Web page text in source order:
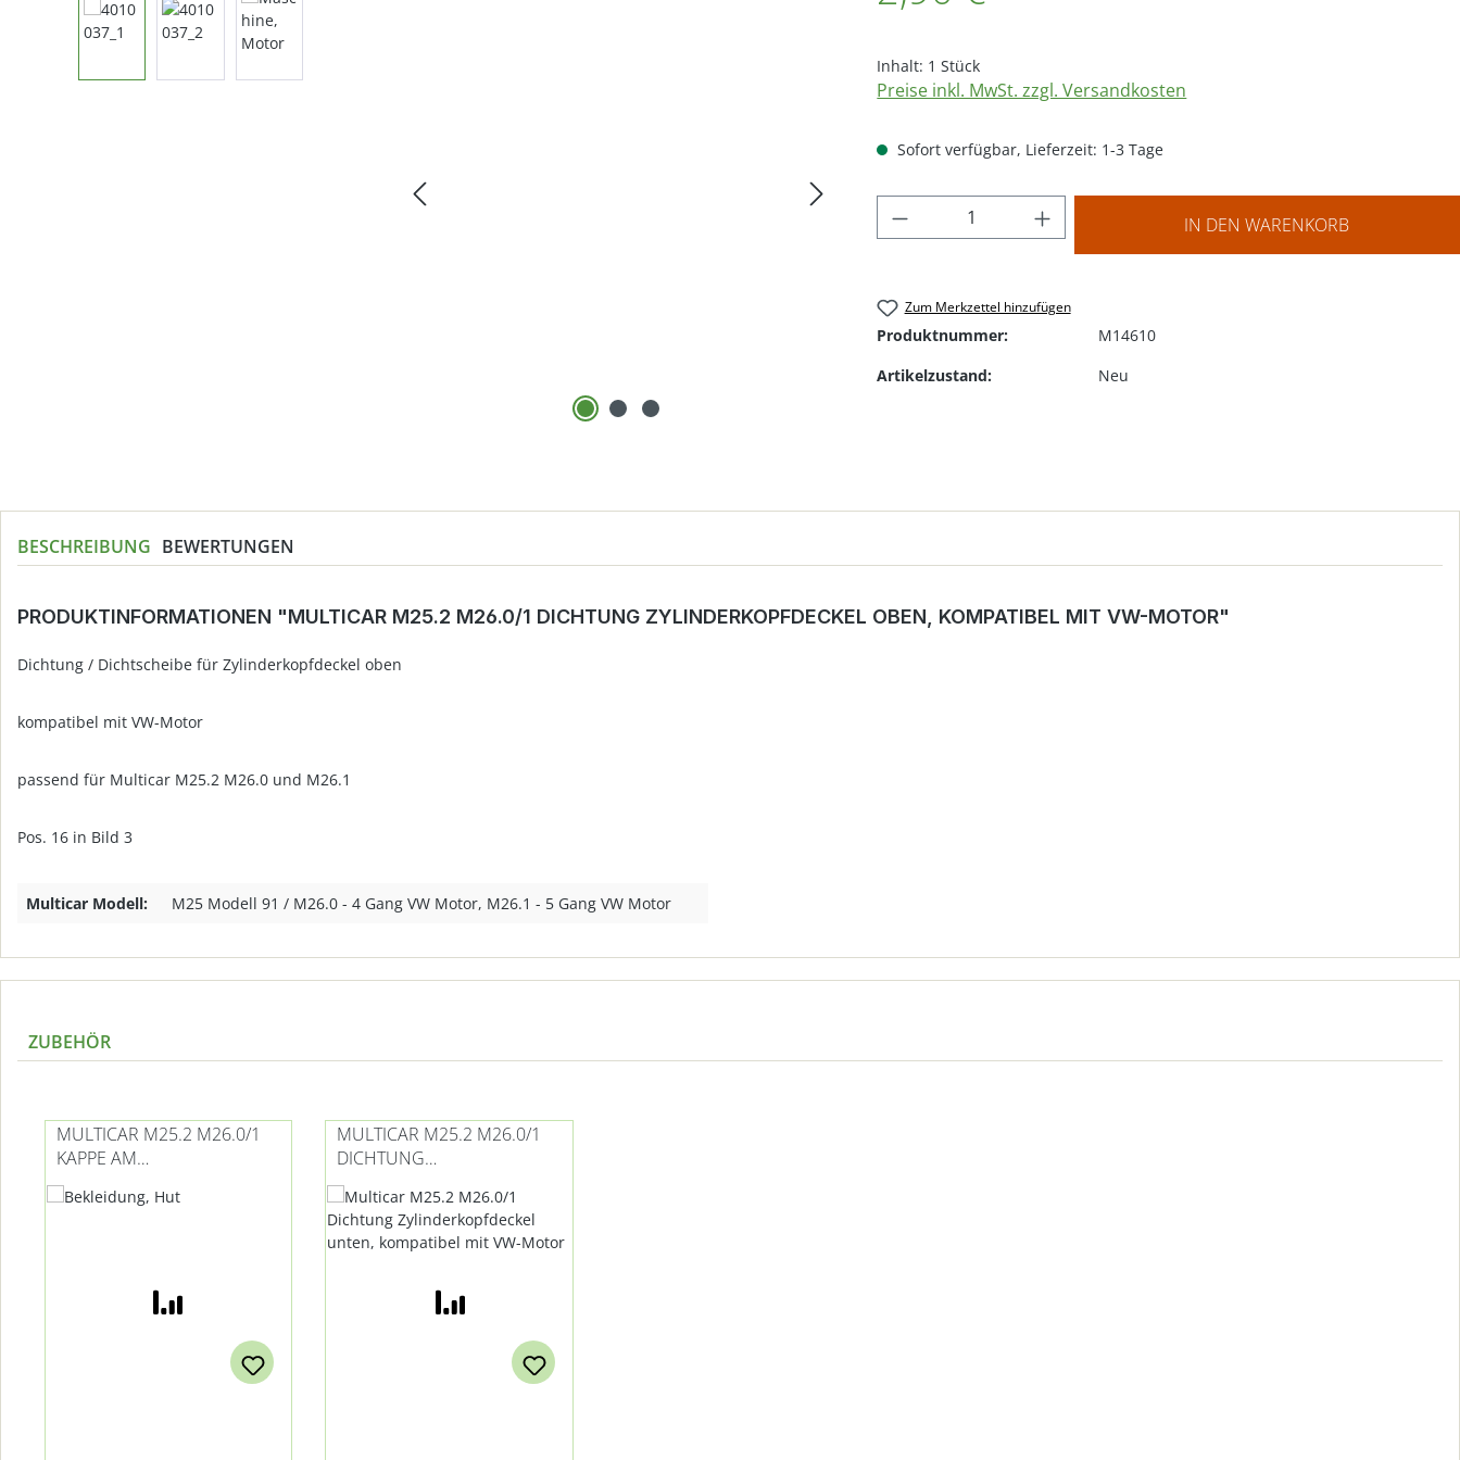
Inhalt: 1 Stück
Preise inkl. MwSt. zzgl. Versandkosten
Sofort verfügbar, Lieferzeit: 1-3 Tage
Produkt Anzahl: Gib den gewünschten Wert
IN DEN WARENKORB
Zum Merkzettel hinzufügen
Produktnummer:
M14610
Artikelzustand:
Neu
BESCHREIBUNG BEWERTUNGEN
PRODUKTINFORMATIONEN "MULTICAR M25.2 M26.0/1 DICHTUNG ZYLINDERKOPFDECKEL OBEN, KOMPATIBEL MIT VW-MOTOR"
Dichtung / Dichtscheibe für Zylinderkopfdeckel oben
kompatibel mit VW-Motor
passend für Multicar M25.2 M26.0 und M26.1
Pos. 16 in Bild 3
Multicar Modell: M25 Modell 91 / M26.0 - 4 Gang VW Motor, M26.1 - 5 Gang VW Motor
ZUBEHÖR
MULTICAR M25.2 M26.0/1
KAPPE AM
ZYLINDERKOPFDECKEL -
KOMPATIBEL MIT VW-
MULTICAR M25.2 M26.0/1
DICHTUNG
ZYLINDERKOPFDECKEL
UNTEN, KOMPATIBEL MIT
VW-MOTOR